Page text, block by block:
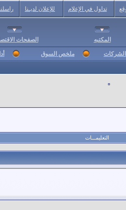
تداول في الإعلام للإعلان لديـنا
المكتبه الصفحات
الشركات ملخص السوق
التعليمـــات